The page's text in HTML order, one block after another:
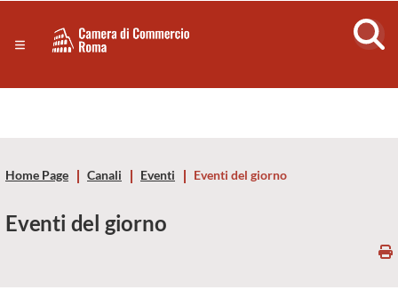
Servizi
Risorse Principali
Camera
Commercio
di
Roma
Home Page Canali Eventi Eventi del giorno
Eventi del giorno